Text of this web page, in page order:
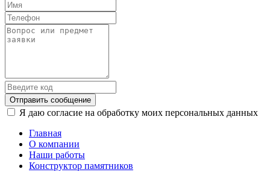
Отправить сообщение
Я даю согласие на обработку моих персональных данных
Главная
О компании
Наши работы
Конструктор памятников